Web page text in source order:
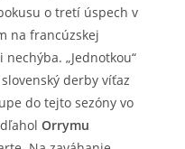
o tretí úspech v
na francúzskej
„Jednotkou“
derby víťaz
do tejto sezóny vo
Orrymu